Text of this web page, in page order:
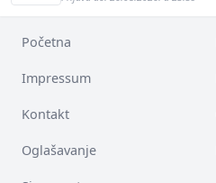
Početna
Impressum
Kontakt
Oglašavanje